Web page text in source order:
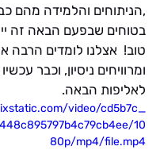
,הניתוחים והלמידה מהם
בטוחים שבפעם הבאה זה
טוב!  אצלנו לומדים הרבה
ומרוויחים ניסיון, וכבר
לאליפות הבאה.
video/cd5b7c_
10
80p/mp4/file.mp4